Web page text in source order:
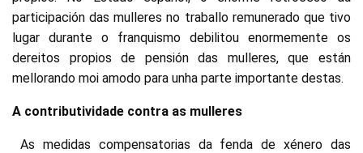
participación das mulleres no traballo remunerado que tivo
lugar durante o franquismo debilitou enormemente os
dereitos propios de pensión das mulleres, que están
mellorando moi amodo para unha parte importante destas.
A contributividade contra as mulleres
As medidas compensatorias da fenda de xénero das